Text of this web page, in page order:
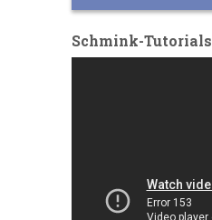
Schmink-Tutorials